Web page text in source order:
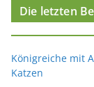
Die letzten
Königreiche mit
Katzen